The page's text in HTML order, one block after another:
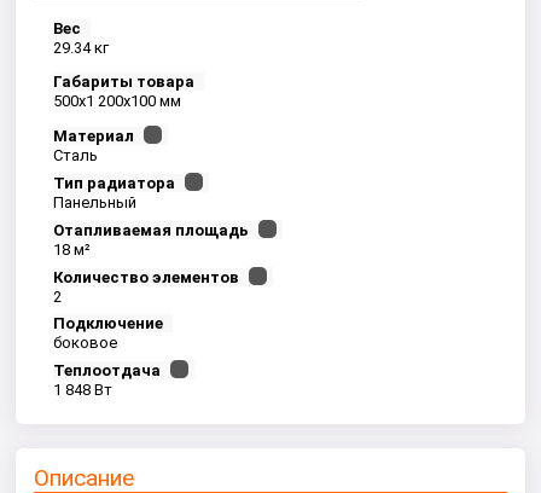
Вес
29.34 кг
Габариты товара
500x1 200x100 мм
Материал
Сталь
Тип радиатора
Панельный
Отапливаемая площадь
18 м²
Количество элементов
2
Подключение
боковое
Теплоотдача
1 848 Вт
Описание